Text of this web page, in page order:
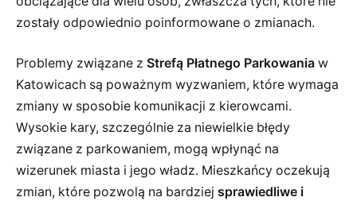
zostały odpowiednio poinformowane o zmianach.
Problemy związane z Strefą Płatnego Parkowania w
Katowicach są poważnym wyzwaniem, które wymaga
zmiany w sposobie komunikacji z kierowcami.
Wysokie kary, szczególnie za niewielkie błędy
związane z parkowaniem, mogą wpłynąć na
wizerunek miasta i jego władz. Mieszkańcy oczekują
zmian, które pozwolą na bardziej sprawiedliwe i